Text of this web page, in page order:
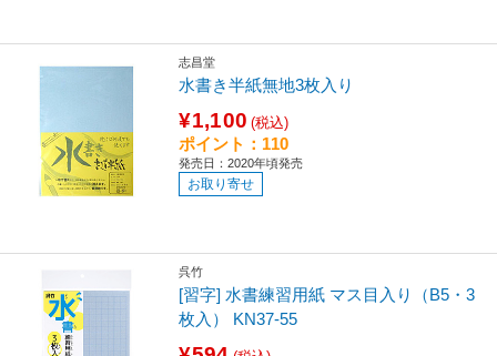
志昌堂
水書き半紙無地3枚入り
¥1,100 (税込)
ポイント：110
発売日：2020年頃発売
お取り寄せ
呉竹
[習字] 水書練習用紙 マス目入り（B5・3
枚入） KN37-55